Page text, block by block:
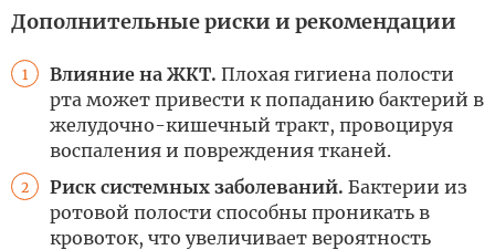
Дополнительные риски и рекомендации
1 Влияние на ЖКТ. Плохая гигиена полости
рта может привести к попаданию бактерий в
желудочно-кишечный тракт, провоцируя
воспаления и повреждения тканей.
2 Риск системных заболеваний. Бактерии из
ротовой полости способны проникать в
кровоток, что увеличивает вероятность